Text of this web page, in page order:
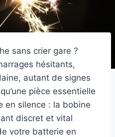
sans crier gare ?
hésitants,
autant de signes
pièce essentielle
en silence : la bobine
discret et vital
votre batterie en